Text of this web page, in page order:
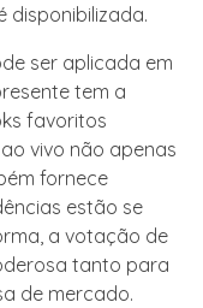
disponibilizada.
ser aplicada em
tem a
favoritos
vivo não apenas
fornece
estão se
a votação de
tanto para
de mercado.